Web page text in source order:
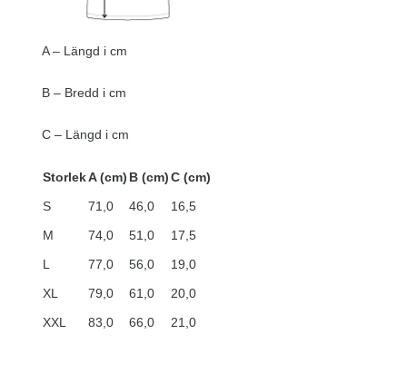
A – Längd i cm
B – Bredd i cm
C – Längd i cm
StorlekA (cm) B (cm)C (cm)
S
71,0 46,0
16,5
M
74,0 51,0
17,5
L
77,0 56,0
19,0
XL
79,0 61,0
20,0
XXL
83,0 66,0 21,0